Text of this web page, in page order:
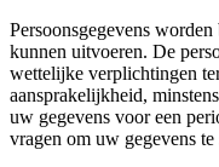
Persoonsgegevens
kunnen uitvoeren. De
wettelijke verplichtingen
aansprakelijkheid,
uw gegevens voor een
vragen om uw gegevens te